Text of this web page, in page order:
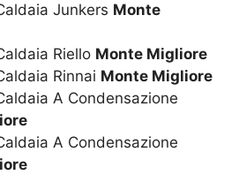
Junkers Monte
Riello Monte Migliore
Rinnai Monte Migliore
A Condensazione
A Condensazione